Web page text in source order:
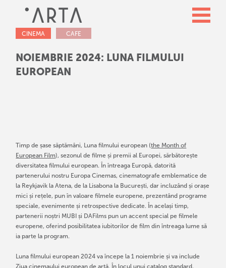
CINEMA CAFE
NOIEMBRIE 2024: LUNA FILMULUI
EUROPEAN
Timp de șase săptămâni, Luna filmului european (the Month of
European Film), sezonul de filme și premii al Europei, sărbătorește
diversitatea filmului european. În întreaga Europă, datorită
partenerului nostru Europa Cinemas, cinematografe emblematice de
la Reykjavik la Atena, de la Lisabona la București, dar incluzând și orașe
mici și rețele, pun în valoare filmele europene, prezentând programe
speciale, evenimente și retrospective dedicate. În același timp,
partenerii noștri MUBI și DAFilms pun un accent special pe filmele
europene, oferind posibilitatea iubitorilor de film din întreaga lume să
ia parte la program.
Luna filmului european 2024 va începe la 1 noiembrie și va include
Ziua cinemaului european de artă. În locul unui catalog standard,